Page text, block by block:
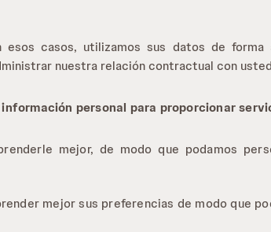
esos casos, utilizamos sus datos de
nuestra relación contractual con
personal para proporcionar
mejor, de modo que podamos
mejor sus preferencias de modo que